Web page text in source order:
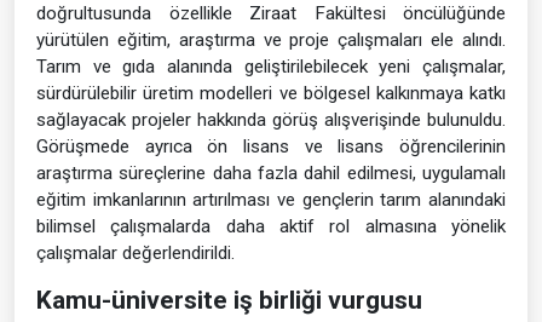
doğrultusunda özellikle Ziraat Fakültesi öncülüğünde
yürütülen eğitim, araştırma ve proje çalışmaları ele alındı.
Tarım ve gıda alanında geliştirilebilecek yeni çalışmalar,
sürdürülebilir üretim modelleri ve bölgesel kalkınmaya katkı
sağlayacak projeler hakkında görüş alışverişinde bulunuldu.
Görüşmede ayrıca ön lisans ve lisans öğrencilerinin
araştırma süreçlerine daha fazla dahil edilmesi, uygulamalı
eğitim imkanlarının artırılması ve gençlerin tarım alanındaki
bilimsel çalışmalarda daha aktif rol almasına yönelik
çalışmalar değerlendirildi.
Kamu-üniversite iş birliği vurgusu